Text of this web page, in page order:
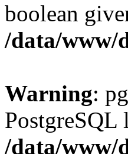
boolean
/data/www/
Warning:
PostgreSQL
/data/www/